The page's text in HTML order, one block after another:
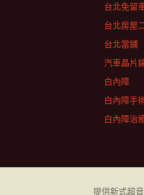
台北免留
台北房屋
台北當鋪
汽車晶片
白內障
白內障手
白內障治
提供新式超